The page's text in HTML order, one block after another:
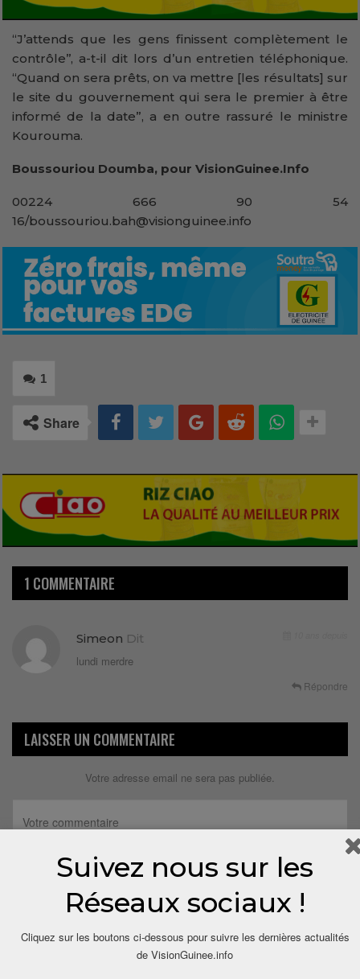
“J’attends que les gens finissent complètement le
contrôle’’, a-t-il dit lors d’un entretien téléphonique.
“Quand on sera prêts, on va mettre [les résultats] sur
le site du gouvernement qui sera le premier à être
informé de la date”, a en outre rassuré le ministre
Kourouma.
Boussouriou Doumba, pour VisionGuinee.Info
00224 666 90 54
16/boussouriou.bah@visionguinee.info
1
Share
1 COMMENTAIRE
Simeon Dit
lundi merdre
Répondre
LAISSER UN COMMENTAIRE
Votre adresse email ne sera pas publiée.
Suivez nous sur les
Réseaux sociaux !
Cliquez sur les boutons ci-dessous pour suivre les dernières actualités
de VisionGuinee.info